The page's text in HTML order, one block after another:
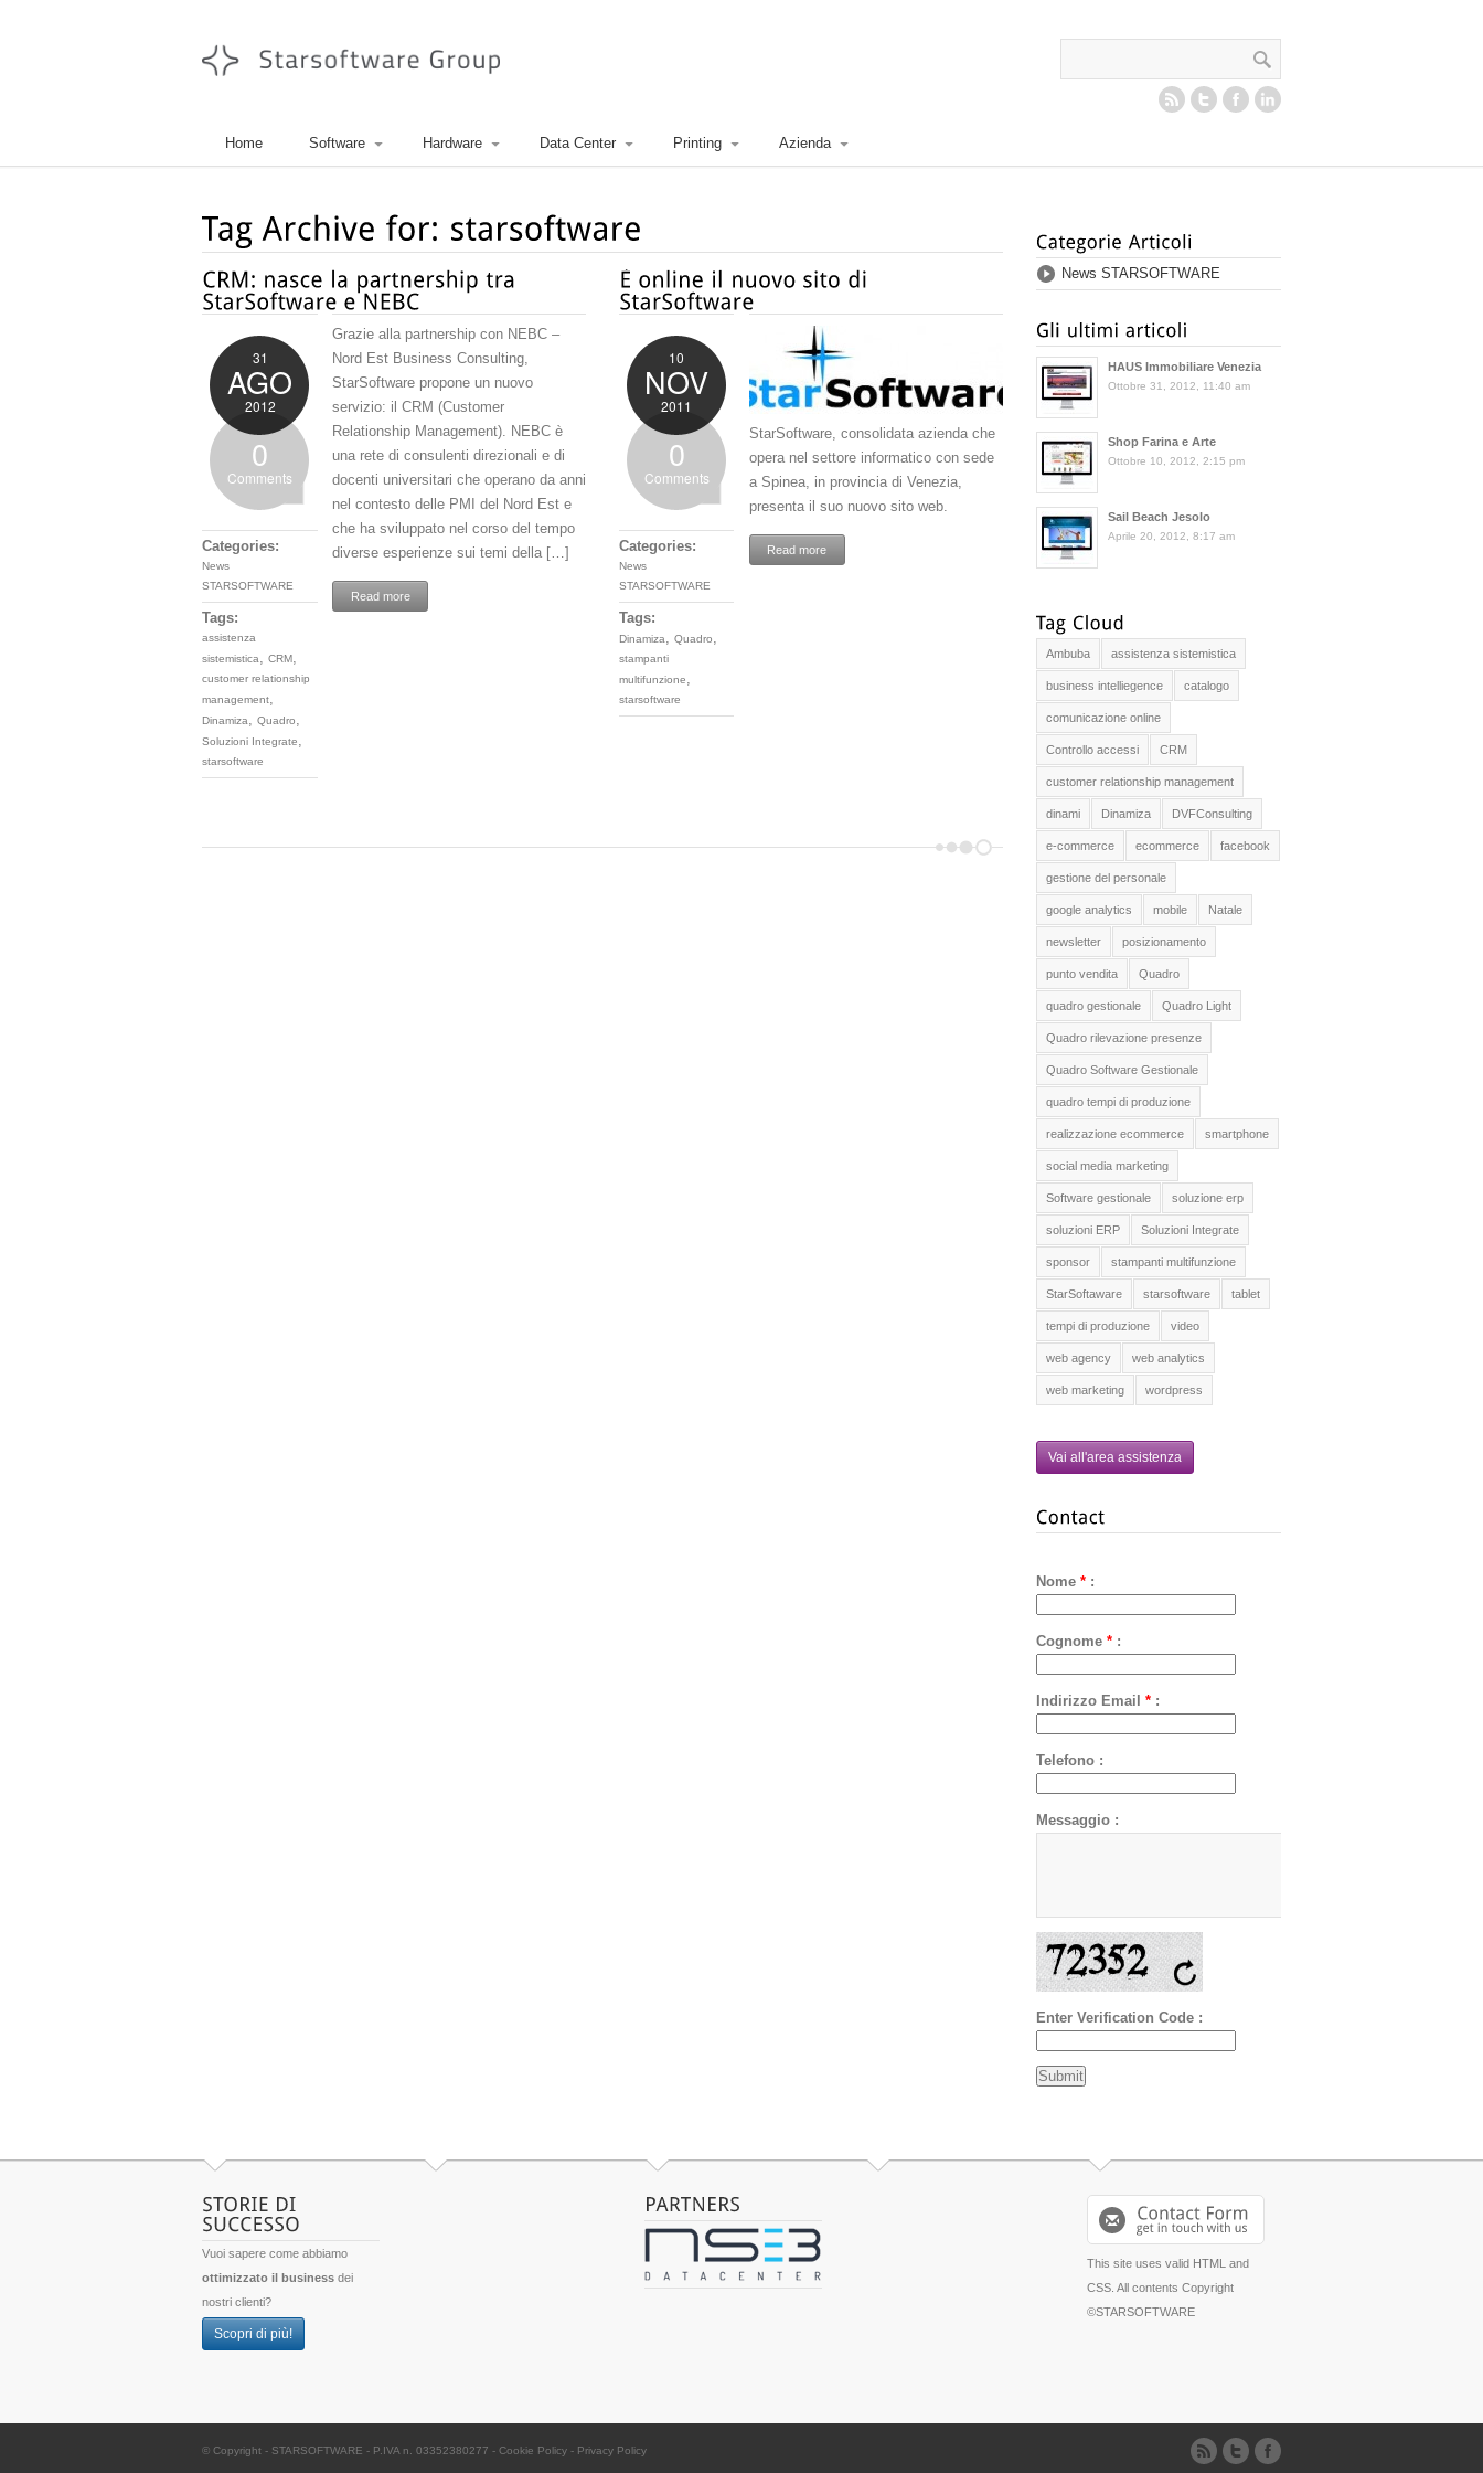
Home Software Hardware Data Center Printing Azienda
31
AGO
2012
0
Comments
Categories:
News
STARSOFTWARE
Tags:
assistenza
sistemistica, CRM,
customer relationship
management,
Dinamiza, Quadro,
Soluzioni Integrate,
starsoftware
Grazie alla partnership con NEBC –
Nord Est Business Consulting,
StarSoftware propone un nuovo
servizio: il CRM (Customer
Relationship Management). NEBC è
una rete di consulenti direzionali e di
docenti universitari che operano da anni
nel contesto delle PMI del Nord Est e
che ha sviluppato nel corso del tempo
diverse esperienze sui temi della […]
Read more
10
NOV
2011
0
Comments
Categories:
News
STARSOFTWARE
Tags:
Dinamiza, Quadro,
stampanti
multifunzione,
starsoftware
StarSoftware, consolidata azienda che
opera nel settore informatico con sede
a Spinea, in provincia di Venezia,
presenta il suo nuovo sito web.
Read more
News STARSOFTWARE
HAUS Immobiliare Venezia
Ottobre 31, 2012, 11:40 am
Shop Farina e Arte
Ottobre 10, 2012, 2:15 pm
Sail Beach Jesolo
Aprile 20, 2012, 8:17 am
Ambuba assistenza sistemistica
business intelliegence catalogo
comunicazione online
Controllo accessi CRM
customer relationship management
dinami Dinamiza DVFConsulting
e-commerce ecommerce facebook
gestione del personale
google analytics mobile Natale
newsletter posizionamento
punto vendita Quadro
quadro gestionale Quadro Light
Quadro rilevazione presenze
Quadro Software Gestionale
quadro tempi di produzione
realizzazione ecommerce smartphone
social media marketing
Software gestionale soluzione erp
soluzioni ERP Soluzioni Integrate
sponsor stampanti multifunzione
StarSoftaware starsoftware tablet
tempi di produzione video
web agency web analytics
web marketing wordpress
Vai all'area assistenza
Nome * :
Cognome * :
Indirizzo Email * :
Telefono :
Messaggio :
Enter Verification Code :
Vuoi sapere come abbiamo
ottimizzato il business dei
nostri clienti?
Scopri di più!
This site uses valid HTML and
CSS. All contents Copyright
©STARSOFTWARE
© Copyright - STARSOFTWARE - P.IVA n. 03352380277 - Cookie Policy - Privacy Policy